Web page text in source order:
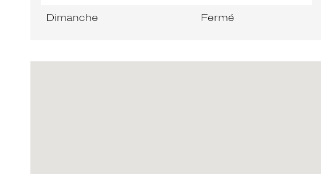
Dimanche Fermé